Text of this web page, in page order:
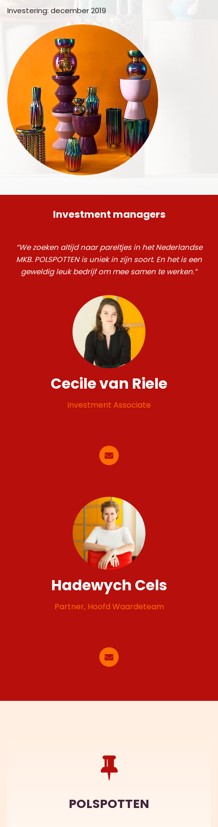
Investering: december 2019
Investment managers
“We zoeken altijd naar pareltjes in het Nederlandse
MKB. POLSPOTTEN is uniek in zijn soort. En het is een
geweldig leuk bedrijf om mee samen te werken.”
Cecile van Riele
Investment Associate
Hadewych Cels
Partner, Hoofd Waardeteam
POLSPOTTEN